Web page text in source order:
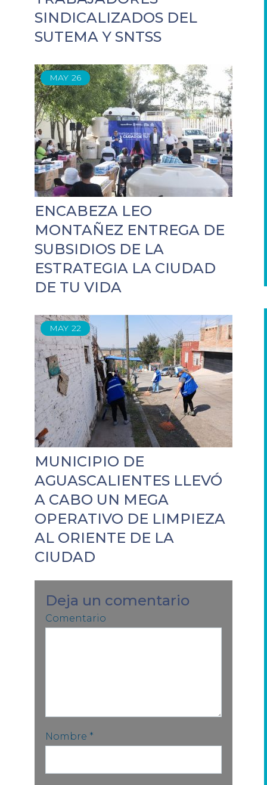
SINDICALIZADOS DEL
SUTEMA Y SNTSS
MAY 26
ENCABEZA LEO
MONTAÑEZ ENTREGA DE
SUBSIDIOS DE LA
ESTRATEGIA LA CIUDAD
DE TU VIDA
MAY 22
MUNICIPIO DE
AGUASCALIENTES LLEVÓ
A CABO UN MEGA
OPERATIVO DE LIMPIEZA
AL ORIENTE DE LA
CIUDAD
Deja un comentario
Comentario
Nombre *